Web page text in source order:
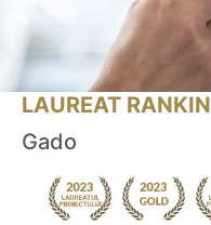
LAUREAT
Gado